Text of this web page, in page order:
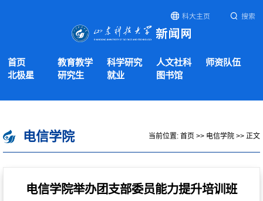
科大主页 搜索
首页 教育教学 科学研究 人文社科
师资队伍
北极星
研究生 就业 图书馆
电信学院 当前位置: 首页 >> 电信学院 >> 正文
电信学院举办团支部委员能力提升培训班